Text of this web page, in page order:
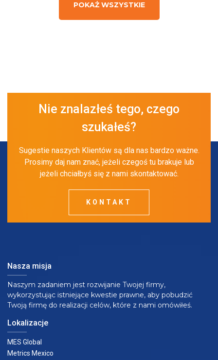
POKAŻ WSZYSTKIE
Nie znalazłeś tego, czego
szukałeś?
Sugestie naszych Klientów są dla nas bardzo ważne.
Prosimy daj nam znać, jeżeli czegoś tu brakuje lub
jeżeli chciałbyś się z nami skontaktować.
KONTAKT
Nasza misja
Naszym zadaniem jest rozwijanie Twojej firmy,
wykorzystując istniejące kwestie prawne, aby pobudzić
Twoją firmę do realizacji celów, które z nami omówiłeś.
Lokalizacje
MES Global
Metrics Mexico